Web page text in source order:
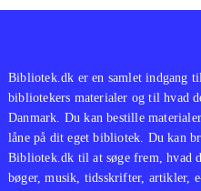
Bibliotek.dk er en samlet indgang
bibliotekers materialer og til hvad
Danmark. Du kan bestille
låne på dit eget bibliotek. Du kan
Bibliotek.dk til at søge frem, hvad
bøger, musik, tidsskrifter, artikler,